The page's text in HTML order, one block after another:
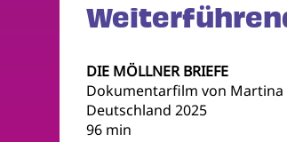
DIE MÖLLNER BRIEFE
Dokumentarfilm von Martina
Deutschland 2025
96 min